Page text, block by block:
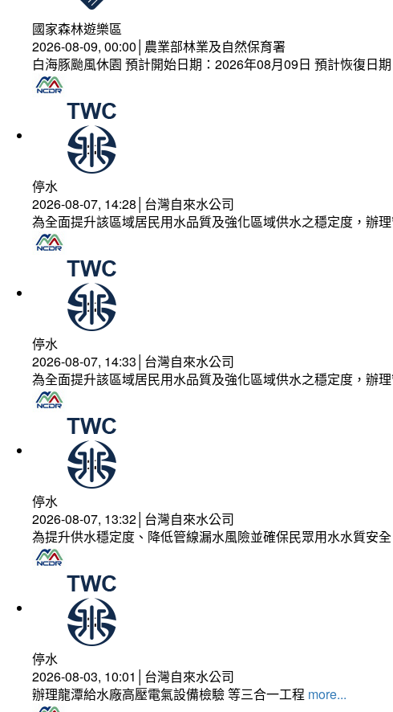
國家森林遊樂區
2026-08-09, 00:00│農業部林業及自然保育署
白海豚颱風休園 預計開始日期：2026年08月09日 預計恢復日
停水
2026-08-07, 14:28│台灣自來水公司
為全面提升該區域居民用水品質及強化區域供水之穩定度，辦
停水
2026-08-07, 14:33│台灣自來水公司
為全面提升該區域居民用水品質及強化區域供水之穩定度，辦
停水
2026-08-07, 13:32│台灣自來水公司
為提升供水穩定度、降低管線漏水風險並確保民眾用水水質安
停水
2026-08-03, 10:01│台灣自來水公司
辦理龍潭給水廠高壓電氣設備檢驗 等三合一工程 more...